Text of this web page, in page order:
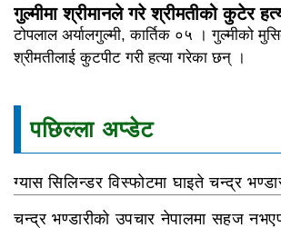
गुल्मीमा श्रीमानले गरे श्रीमतीको कुटेर
टोपलाल अर्यालगुल्मी, कार्तिक ०५ । गुल्मीको
श्रीमतीलाई कुटपीट गरी हत्या गरेका छन् ।
पछिल्ला अप्डेट
ग्यास सिलिन्डर विस्फोटमा घाइते चन्द्र
चन्द्र भण्डारीको उपचार नेपालमा सहज